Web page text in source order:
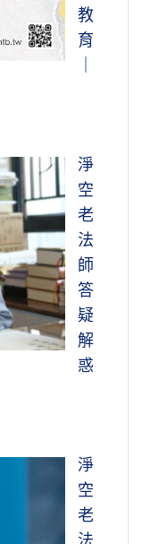
教
育
淨
空
老
法
師
答
疑
解
惑
淨
空
老
法